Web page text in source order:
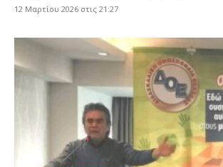
12 Μαρτίου 2026 στις 21:27